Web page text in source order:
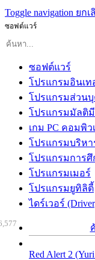
Toggle navigation ยกเ
ซอฟต์แวร์
ซอฟต์แวร์
โปรแกรมอินเท
โปรแกรมส่วน
โปรแกรมมัลติมี
เกม PC คอมพิว
โปรแกรมบริหา
โปรแกรมการศึ
โปรแกรมเมอร์
โปรแกรมยูทิลิตี้
ไดร์เวอร์
Red Alert 2